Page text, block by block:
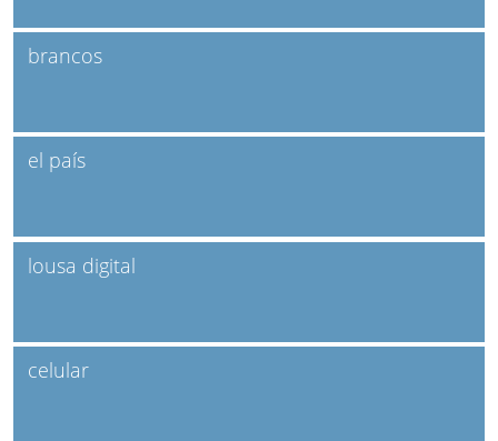
brancos
el país
lousa digital
celular